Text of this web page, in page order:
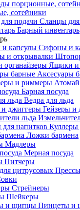
сотейники
Сланцы для
Барный инвентарь
Сифоны и
Ящики и
Аксесуары
Барная посуда
Ведра для льда
Гейзеры и
Куллеры
Ложки бармена
Мадлеры
Мерная посуда
Питчеры
Стрейнеры
Шейкеры
Пинцеты и